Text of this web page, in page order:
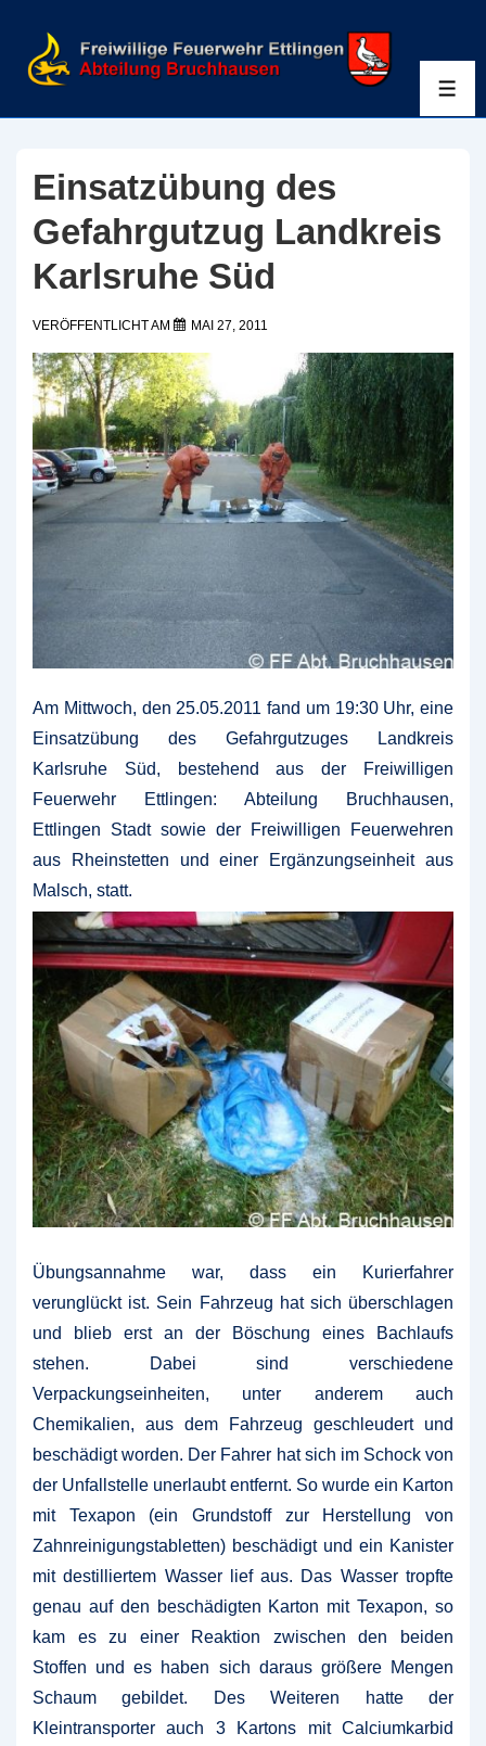
Inhalt
Einsatzübung des
Gefahrgutzug Landkreis
Karlsruhe Süd
VERÖFFENTLICHT AM MAI 27, 2011
Am Mittwoch, den 25.05.2011 fand um 19:30 Uhr, eine
Einsatzübung des Gefahrgutzuges Landkreis
Karlsruhe Süd, bestehend aus der Freiwilligen
Feuerwehr Ettlingen: Abteilung Bruchhausen,
Ettlingen Stadt sowie der Freiwilligen Feuerwehren
aus Rheinstetten und einer Ergänzungseinheit aus
Malsch, statt.
Übungsannahme war, dass ein Kurierfahrer
verunglückt ist. Sein Fahrzeug hat sich überschlagen
und blieb erst an der Böschung eines Bachlaufs
stehen. Dabei sind verschiedene
Verpackungseinheiten, unter anderem auch
Chemikalien, aus dem Fahrzeug geschleudert und
beschädigt worden. Der Fahrer hat sich im Schock von
der Unfallstelle unerlaubt entfernt. So wurde ein Karton
mit Texapon (ein Grundstoff zur Herstellung von
Zahnreinigungstabletten) beschädigt und ein Kanister
mit destilliertem Wasser lief aus. Das Wasser tropfte
genau auf den beschädigten Karton mit Texapon, so
kam es zu einer Reaktion zwischen den beiden
Stoffen und es haben sich daraus größere Mengen
Schaum gebildet. Des Weiteren hatte der
Kleintransporter auch 3 Kartons mit Calciumkarbid